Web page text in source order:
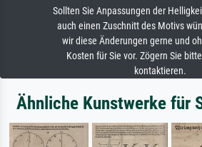
Sollten Sie Anpassungen der
auch einen Zuschnitt des Motivs
wir diese Änderungen gerne und
Kosten für Sie vor. Zögern Sie
kontaktieren.
Ähnliche Kunstwerke für